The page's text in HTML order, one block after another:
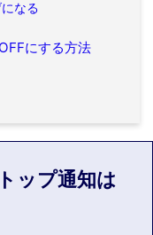
なる
にする方法
ップ通知は